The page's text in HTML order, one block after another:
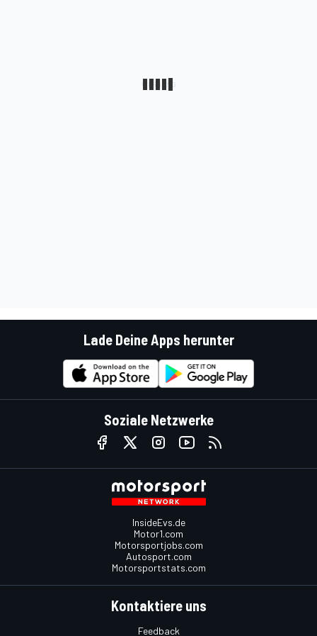
Lade Deine Apps herunter
Soziale Netzwerke
InsideEvs.de
Motor1.com
Motorsportjobs.com
Autosport.com
Motorsportstats.com
Kontaktiere uns
Feedback